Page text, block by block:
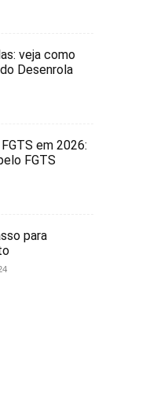
veja como
Desenrola
em 2026:
FGTS
para